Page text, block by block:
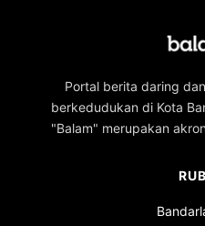
Portal berita daring
berkedudukan di Kota
"Balam" merupakan